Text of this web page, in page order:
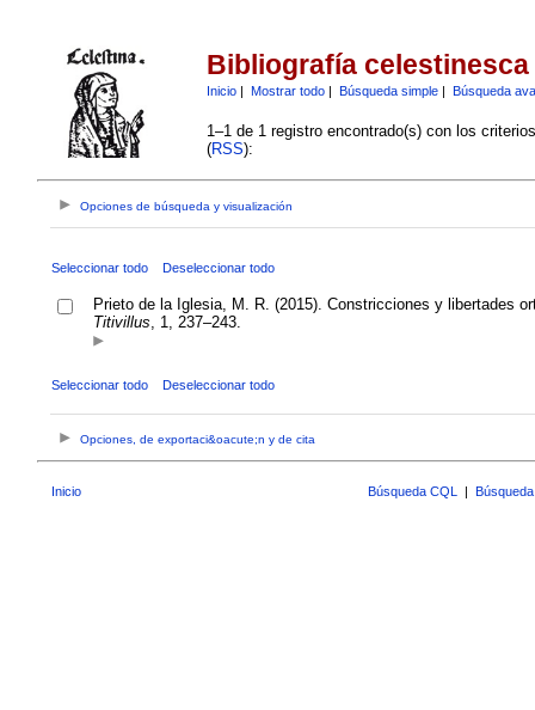
Bibliografía celestinesca
Inicio| Mostrar todo| Búsqueda simple| Búsqueda
1–1 de 1 registro encontrado(s) con los
(RSS):
Opciones de búsqueda y visualización
Seleccionar todo Deseleccionar todo
Prieto de la Iglesia, M. R. (2015). Constricciones y libertades
Titivillus , 1, 237–243.
Seleccionar todo Deseleccionar todo
Opciones, de exportaci&oacute;n y de cita
Inicio Búsqueda CQL |